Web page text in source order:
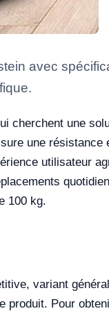
avec
cherchent une
une
utilisateur
100 kg.
variant
Pour